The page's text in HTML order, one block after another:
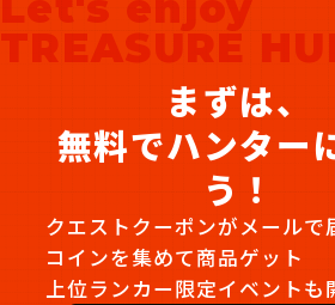
TREASURE
まずは、
無料でハンター
う！
クエストクーポンがメールで
コインを集めて商品ゲット
上位ランカー限定イベントも